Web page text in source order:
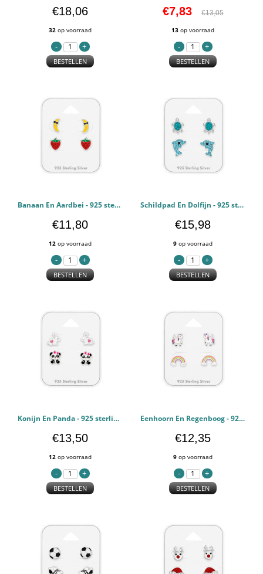
€18,06
32 op voorraad
BESTELLEN
€7,83 €13,05
13 op voorraad
BESTELLEN
Banaan En Aardbei - 925 sterling zilver Kinderen Sets PCJW49762
€11,80
12 op voorraad
BESTELLEN
Schildpad En Dolfijn - 925 sterling zilver Kinderen Sets PCJW49760
€15,98
9 op voorraad
BESTELLEN
Konijn En Panda - 925 sterling zilver Kinderen Sets PCJW49759
€13,50
12 op voorraad
BESTELLEN
Eenhoorn En Regenboog - 925 sterling zilver Kinderen Sets PCJW49758
€12,35
9 op voorraad
BESTELLEN